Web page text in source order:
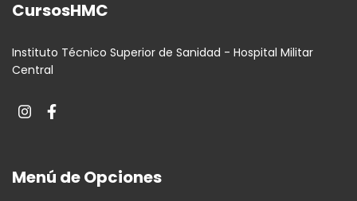
CursosHMC
Instituto Técnico Superior de Sanidad - Hospital Militar
Central
Menú de Opciones